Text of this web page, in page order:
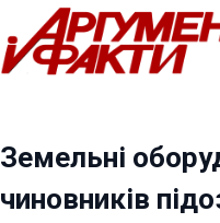
Перейти
до
вмісту
Земельні
чиновників